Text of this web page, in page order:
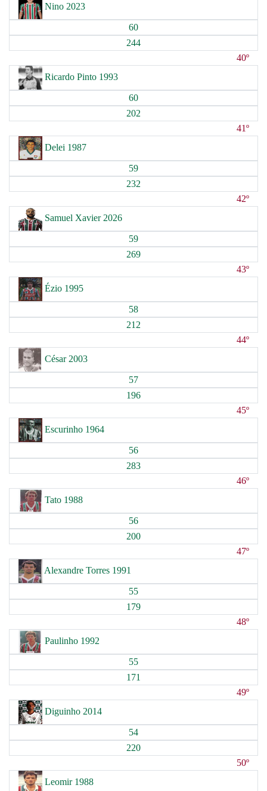
Nino 2023
60
244
40º
Ricardo Pinto 1993
60
202
41º
Delei 1987
59
232
42º
Samuel Xavier 2026
59
269
43º
Ézio 1995
58
212
44º
César 2003
57
196
45º
Escurinho 1964
56
283
46º
Tato 1988
56
200
47º
Alexandre Torres 1991
55
179
48º
Paulinho 1992
55
171
49º
Diguinho 2014
54
220
50º
Leomir 1988